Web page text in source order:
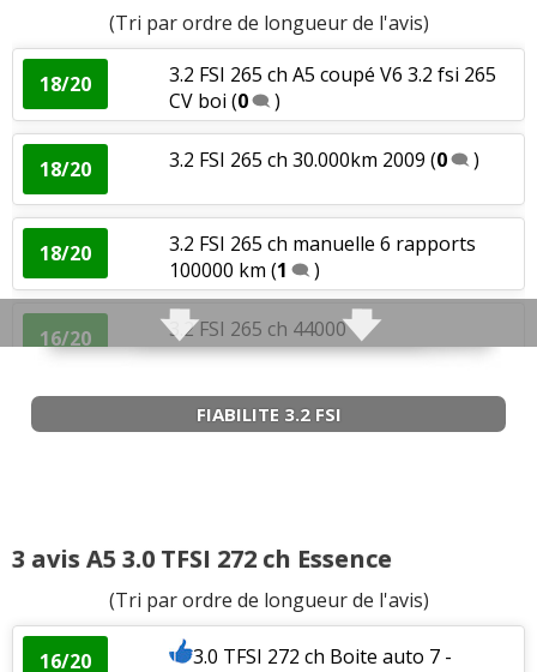
(Tri par ordre de longueur de l'avis)
18/20
3.2 FSI 265 ch A5 coupé V6 3.2 fsi 265
CV boi (0 )
18/20 3.2 FSI 265 ch 30.000km 2009 (0 )
18/20
3.2 FSI 265 ch manuelle 6 rapports
100000 km (1 )
16/20
3.2 FSI 265 ch 44000
kms.2008.ambition luxe(0)
3.2 FSI 265 ch(0)
Puissance moteur et relances:2aiment
Couple moteur
:1n'aime pas
FIABILITE 3.2 FSI
3 avis A5 3.0 TFSI 272 ch Essence
(Tri par ordre de longueur de l'avis)
16/20
3.0 TFSI 272 ch Boite auto 7 -